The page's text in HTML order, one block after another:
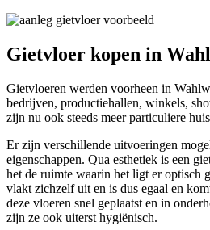
Gietvloer kopen in
Gietvloeren werden voorheen in
bedrijven, productiehallen, winkels,
zijn nu ook steeds meer particuliere
Er zijn verschillende uitvoeringen
eigenschappen. Qua esthetiek is een
het de ruimte waarin het ligt er optisch
vlakt zichzelf uit en is dus egaal en
deze vloeren snel geplaatst en in
zijn ze ook uiterst hygiënisch.